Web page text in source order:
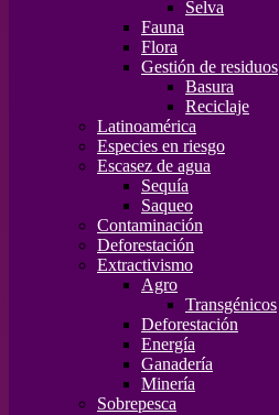
Selva
Fauna
Flora
Gestión de residuos
Basura
Reciclaje
Latinoamérica
Especies en riesgo
Escasez de agua
Sequía
Saqueo
Contaminación
Deforestación
Extractivismo
Agro
Transgénicos
Deforestación
Energía
Ganadería
Minería
Sobrepesca